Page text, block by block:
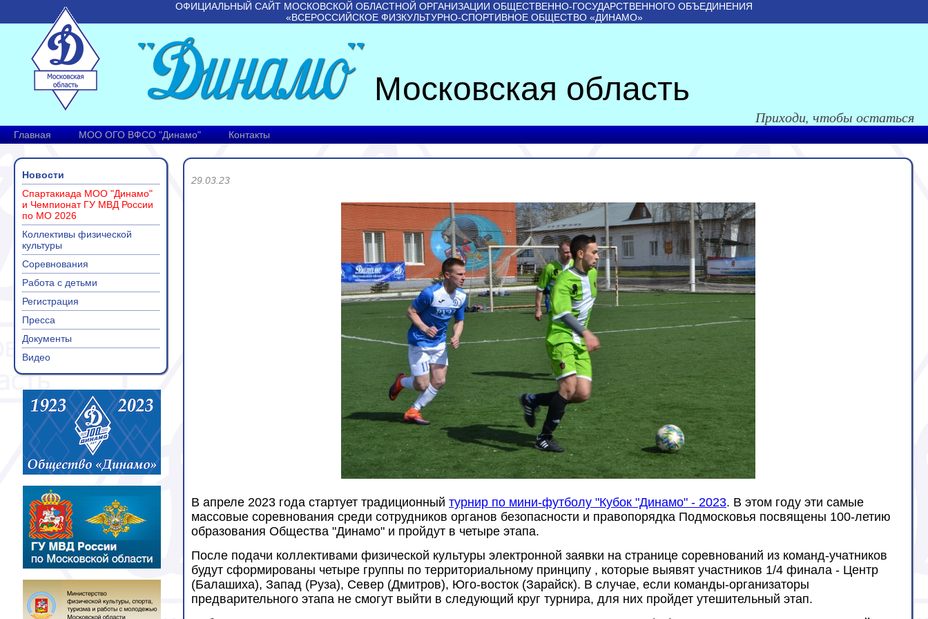
ОФИЦИАЛЬНЫЙ САЙТ МОСКОВСКОЙ ОБЛАСТНОЙ ОРГАНИЗАЦИИ ОБЩЕСТВЕННО-ГОСУДАРСТВЕННОГО ОБЪЕДИНЕНИЯ
«ВСЕРОССИЙСКОЕ ФИЗКУЛЬТУРНО-СПОРТИВНОЕ ОБЩЕСТВО «ДИНАМО»
Московская область
Приходи, чтобы остаться
Главная МОО ОГО ВФСО "Динамо" Контакты
Новости
Спартакиада МОО "Динамо"
и Чемпионат ГУ МВД России
по МО 2026
Коллективы физической
культуры
Соревнования
Работа с детьми
Регистрация
Пресса
Документы
Видео
29.03.23
В апреле 2023 года стартует традиционный турнир по мини-футболу "Кубок "Динамо" - 2023. В этом году эти самые
массовые соревнования среди сотрудников органов безопасности и правопорядка Подмосковья посвящены 100-летию
образования Общества "Динамо" и пройдут в четыре этапа.
После подачи коллективами физической культуры электронной заявки на странице соревнований из команд-учатников
будут сформированы четыре группы по территориальному принципу , которые выявят участников 1/4 финала - Центр
(Балашиха), Запад (Руза), Север (Дмитров), Юго-восток (Зарайск). В случае, если команды-организаторы
предварительного этапа не смогут выйти в следующий круг турнира, для них пройдет утешительный этап.